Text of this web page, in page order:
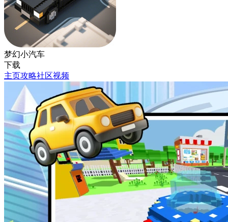
梦幻小汽车
下载
主页攻略社区视频